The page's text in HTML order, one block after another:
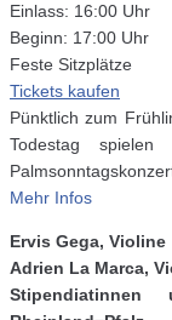
Einlass: 16:00 Uhr
Beginn: 17:00 Uhr
Feste Sitzplätze
Tickets kaufen
Pünktlich zum
Todestag
Mehr Infos
Ervis Gega, Violine
Adrien La Marca,